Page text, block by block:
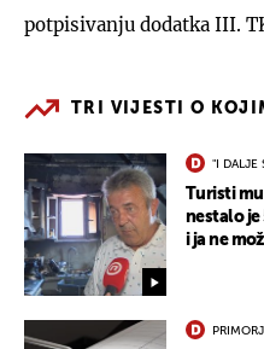
potpisivanju dodatka III.
TRI VIJESTI O
"I DALJE
Turisti
nestalo je
i ja ne